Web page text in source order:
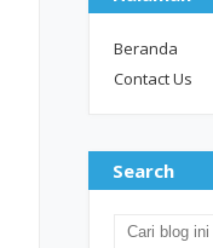
Beranda
Contact Us
Search